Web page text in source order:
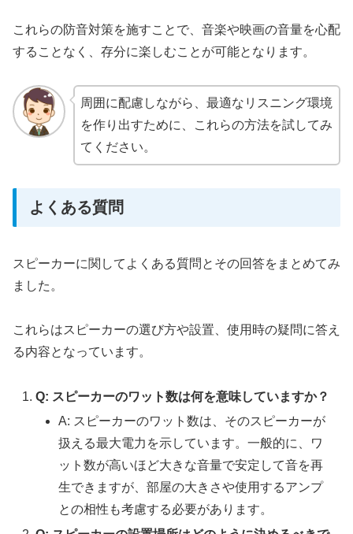
これらの防音対策を施すことで、音楽や映画の音量を心配
することなく、存分に楽しむことが可能となります。
周囲に配慮しながら、最適なリスニング環境
を作り出すために、これらの方法を試してみ
てください。
よくある質問
スピーカーに関してよくある質問とその回答をまとめてみ
ました。
これらはスピーカーの選び方や設置、使用時の疑問に答え
る内容となっています。
Q: スピーカーのワット数は何を意味していますか？
A: スピーカーのワット数は、そのスピーカーが
扱える最大電力を示しています。一般的に、ワ
ット数が高いほど大きな音量で安定して音を再
生できますが、部屋の大きさや使用するアンプ
との相性も考慮する必要があります。